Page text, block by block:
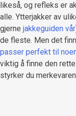
likeså, og refleks er
alle. Ytterjakker av
gjerne jakkeguiden vår
de fleste. Men det
passer perfekt til
viktig å finne den
styrker du